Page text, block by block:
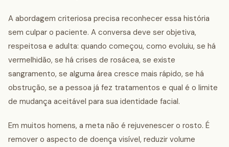
A abordagem criteriosa precisa reconhecer essa história
sem culpar o paciente. A conversa deve ser objetiva,
respeitosa e adulta: quando começou, como evoluiu, se há
vermelhidão, se há crises de rosácea, se existe
sangramento, se alguma área cresce mais rápido, se há
obstrução, se a pessoa já fez tratamentos e qual é o limite
de mudança aceitável para sua identidade facial.
Em muitos homens, a meta não é rejuvenescer o rosto. É
remover o aspecto de doença visível, reduzir volume